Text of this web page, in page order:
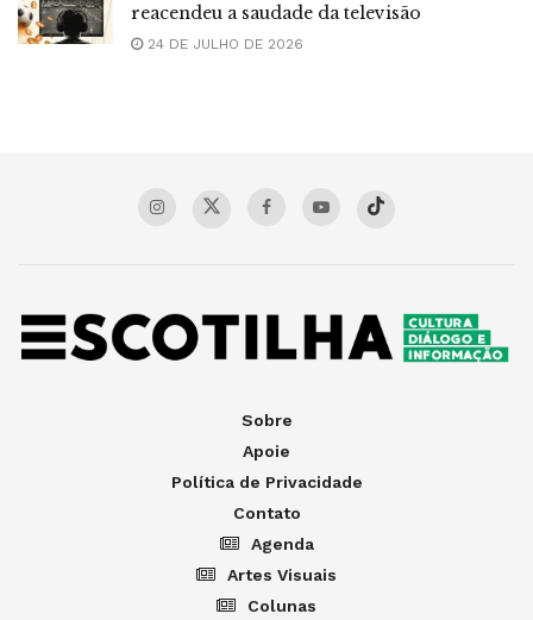
reacendeu a saudade da televisão
24 DE JULHO DE 2026
Sobre
Apoie
Política de Privacidade
Contato
Agenda
Artes Visuais
Colunas